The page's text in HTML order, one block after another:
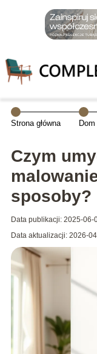
Strona główna Dom
Czym
sposoby?
Data publikacji: 2025-06-
Data aktualizacji: 2026-